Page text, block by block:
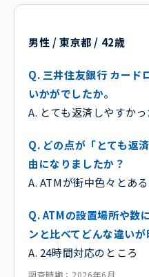
男性 / 東京都 / 42歳
Q. 三井住友銀行 カード
いかがでしたか。
A. とても返済しやすかっ
Q. どの点が「とても返
由になりましたか？
A. ATMが街中色々とあ
Q. ATMの設置場所や数
ンと比べてどんな違い
A. 24時間対応のところ